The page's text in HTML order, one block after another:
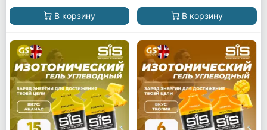
В корзину В корзину